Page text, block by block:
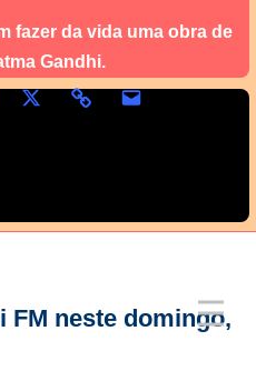
fazer da vida uma obra de
Gandhi.
neste domingo,